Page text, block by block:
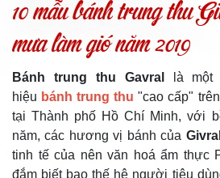
10 mẫu bánh trung thu
mưa làm gió năm 2019
Bánh trung thu Gavral
là một
hiệu bánh trung thu "cao cấp"
tại Thành phố Hồ Chí Minh, với
năm, các hương vị bánh của Givral
tinh tế của nên văn hoá ẩm thực
đắm biết bao thế hệ người tiêu